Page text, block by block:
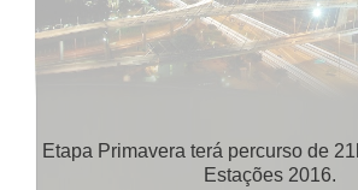
Etapa Primavera terá percurso de
Estações 2016.